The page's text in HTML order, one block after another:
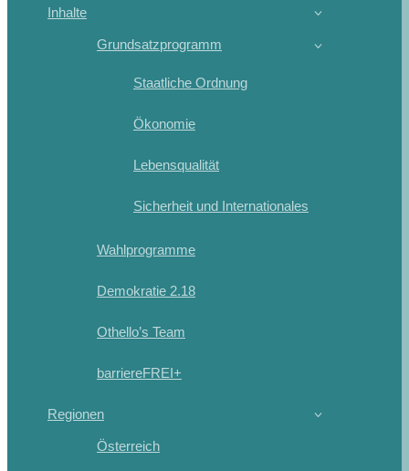
Inhalte
Grundsatzprogramm
Staatliche Ordnung
Ökonomie
Lebensqualität
Sicherheit und Internationales
Wahlprogramme
Demokratie 2.18
Othello’s Team
barriereFREI+
Regionen
Österreich